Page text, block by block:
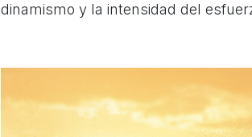
dinamismo y la intensidad del